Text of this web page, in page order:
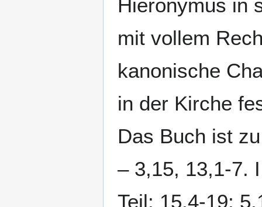
Hieronymus in
mit vollem
kanonische
in der Kirche
Das Buch ist
– 3,15, 13,1-7.
Teil: 15,4-19;